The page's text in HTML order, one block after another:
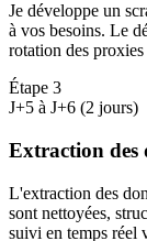
Je développe un
à vos besoins. Le
rotation des proxies
Étape 3
J+5 à J+6 (2 jours)
Extraction des
L'extraction des
sont nettoyées,
suivi en temps réel